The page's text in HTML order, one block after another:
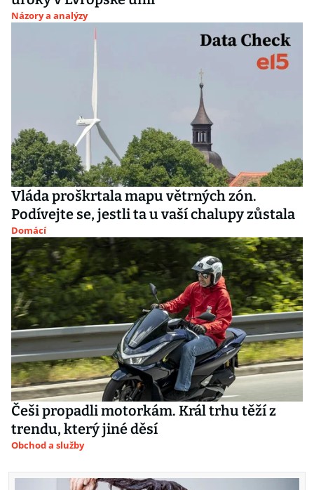
Názory a analýzy
Vláda proškrtala mapu větrných zón.
Podívejte se, jestli ta u vaší chalupy zůstala
Domácí
Češi propadli motorkám. Král trhu těží z
trendu, který jiné děsí
Obchod a služby